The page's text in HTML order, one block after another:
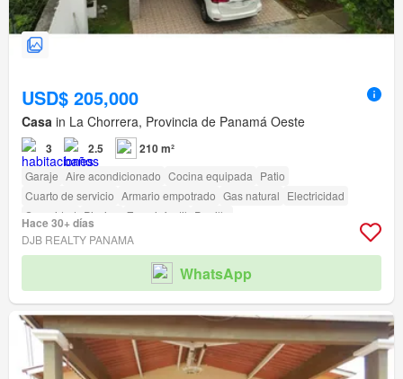
USD$ 205,000
Casa in La Chorrera, Provincia de Panamá Oeste
3 2.5 210 m²
Garaje Aire acondicionado Cocina equipada Patio
Cuarto de servicio Armario empotrado Gas natural Electricidad
Seguridad Piscina Zona infantil Parrilla
Hace 30+ días
DJB REALTY PANAMA
WhatsApp